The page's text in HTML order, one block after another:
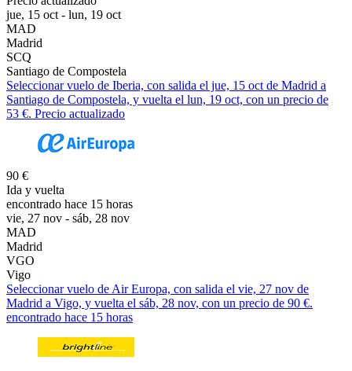
jue, 15 oct - lun, 19 oct
MAD
Madrid
SCQ
Santiago de Compostela
Seleccionar vuelo de Iberia, con salida el jue, 15 oct de Madrid a
Santiago de Compostela, y vuelta el lun, 19 oct, con un precio de
53 €. Precio actualizado
90 €
Ida y vuelta
encontrado hace 15 horas
vie, 27 nov - sáb, 28 nov
MAD
Madrid
VGO
Vigo
Seleccionar vuelo de Air Europa, con salida el vie, 27 nov de
Madrid a Vigo, y vuelta el sáb, 28 nov, con un precio de 90 €.
encontrado hace 15 horas